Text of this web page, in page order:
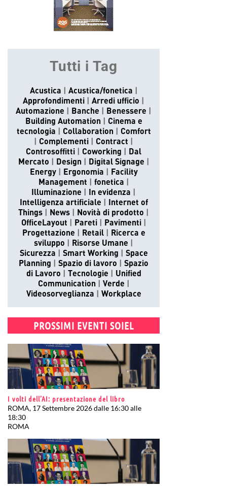
Tutti i Tag
Acustica
Acustica/fonetica
Approfondimenti
Arredi ufficio
Automazione
Banche
Benessere
Building Automation
Cinema e
tecnologia
Collaboration
Comfort
Complementi
Contract
Controsoffitti
Coworking
Dal
Mercato
Design
Digital Signage
Energy
Ergonomia
Facility
Management
fonetica
Illuminazione
In evidenza
Intelligenza artificiale
Internet of
Things
News
Novità di prodotto
OfficeLayout
Pareti
Pavimenti
Progettazione
Retail
Ricerca e
sviluppo
Risorse Umane
Sicurezza
Smart Working
Space
Planning
Spazio di lavoro
Spazio
di Lavoro
Tecnologie
Unified
Communication
Verde
Videosorveglianza
Workplace
PROSSIMI EVENTI SOIEL
I volti dell’AI: presentazione del libro
ROMA, 17 Settembre 2026 dalle 16:30 alle
18:30
ROMA